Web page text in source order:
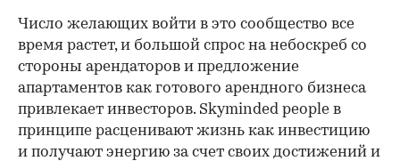
Число желающих войти в это сообщество все
время растет, и большой спрос на небоскреб со
стороны арендаторов и предложение
апартаментов как готового арендного бизнеса
привлекает инвесторов. Skyminded people в
принципе расценивают жизнь как инвестицию
и получают энергию за счет своих достижений и